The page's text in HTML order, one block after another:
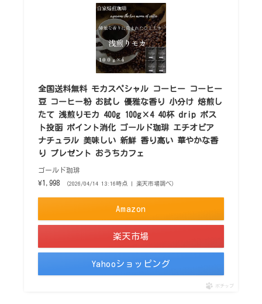
全国送料無料 モカスペシャル コーヒー コーヒー
豆 コーヒー粉 お試し 優雅な香り 小分け 焙煎し
たて 浅煎りモカ 400g 100g×4 40杯 drip ポス
ト投函 ポイント消化 ゴールド珈琲 エチオピア
ナチュラル 美味しい 新鮮 香り高い 華やかな香
り プレゼント おうちカフェ
ゴールド珈琲
¥1,998
（2026/04/14 13:16時点 | 楽天市場調べ）
Amazon
楽天市場
Yahooショッピング
ポチップ